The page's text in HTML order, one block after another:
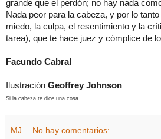
grande que el perdón; no hay nada
Nada peor para la cabeza, y por lo
miedo, la culpa, el resentimiento y la
tarea), que te hace juez y cómplice de
Facundo Cabral
Ilustración Geoffrey Johnson
Si la cabeza te dice una cosa.
MJ No hay comentarios: